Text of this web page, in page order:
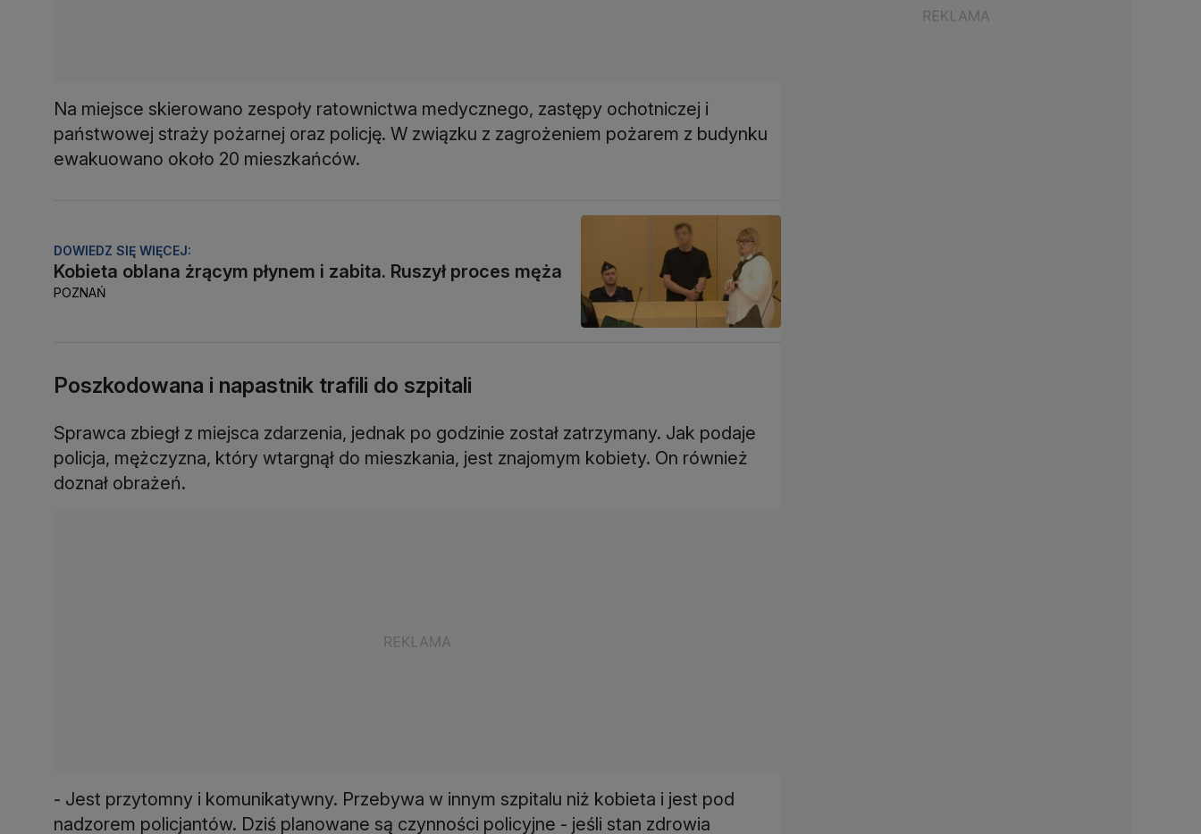
Na miejsce skierowano zespoły ratownictwa medycznego, zastępy ochotniczej i
państwowej straży pożarnej oraz policję. W związku z zagrożeniem pożarem z budynku
ewakuowano około 20 mieszkańców.
DOWIEDZ SIĘ WIĘCEJ:
Kobieta oblana żrącym płynem i zabita. Ruszył proces męża
POZNAŃ
Poszkodowana i napastnik trafili do szpitali
Sprawca zbiegł z miejsca zdarzenia, jednak po godzinie został zatrzymany. Jak podaje
policja, mężczyzna, który wtargnął do mieszkania, jest znajomym kobiety. On również
doznał obrażeń.
- Jest przytomny i komunikatywny. Przebywa w innym szpitalu niż kobieta i jest pod
nadzorem policjantów. Dziś planowane są czynności policyjne - jeśli stan zdrowia